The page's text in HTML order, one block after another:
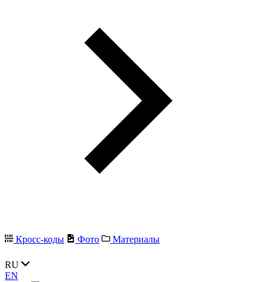
Кросс-коды Фото Материалы
RU
EN